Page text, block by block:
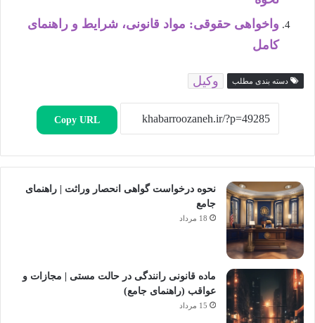
واخواهی حقوقی: مواد قانونی، شرایط و راهنمای
کامل
دسته بندی مطلب وکیل
Copy URL
نحوه درخواست گواهی انحصار وراثت | راهنمای
جامع
18 مرداد
ماده قانونی رانندگی در حالت مستی | مجازات و
عواقب (راهنمای جامع)
15 مرداد